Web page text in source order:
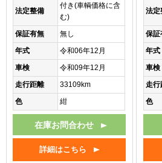
法定整備
付き(車輌価格に含
む)
保証有無
無し
年式
令和06年12月
車検
令和09年12月
走行距離
33109km
色
紺
在庫お問合わせ
詳細はこちら
法定
保証
年式
車検
走行
色